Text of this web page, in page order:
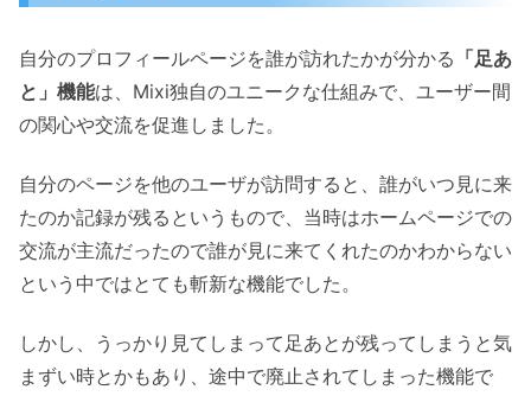
自分のプロフィールページを誰が訪れたかが分かる 「足あ
と」機能は、Mixi独自のユニークな仕組みで、ユーザー間
の関心や交流を促進しました。
自分のページを他のユーザが訪問すると、誰がいつ見に来
たのか記録が残るというもので、当時はホームページでの
交流が主流だったので誰が見に来てくれたのかわからない
という中ではとても斬新な機能でした。
しかし、うっかり見てしまって足あとが残ってしまうと気
まずい時とかもあり、途中で廃止されてしまった機能で